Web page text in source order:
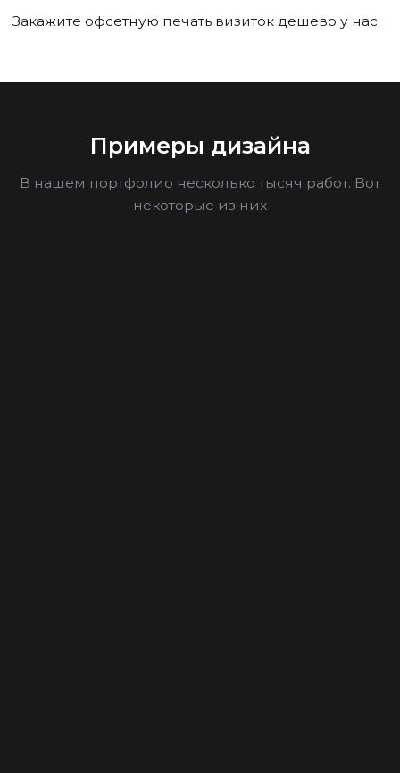
Закажите офсетную печать визиток дешево у нас.
Примеры дизайна
В нашем портфолио несколько тысяч работ. Вот
некоторые из них